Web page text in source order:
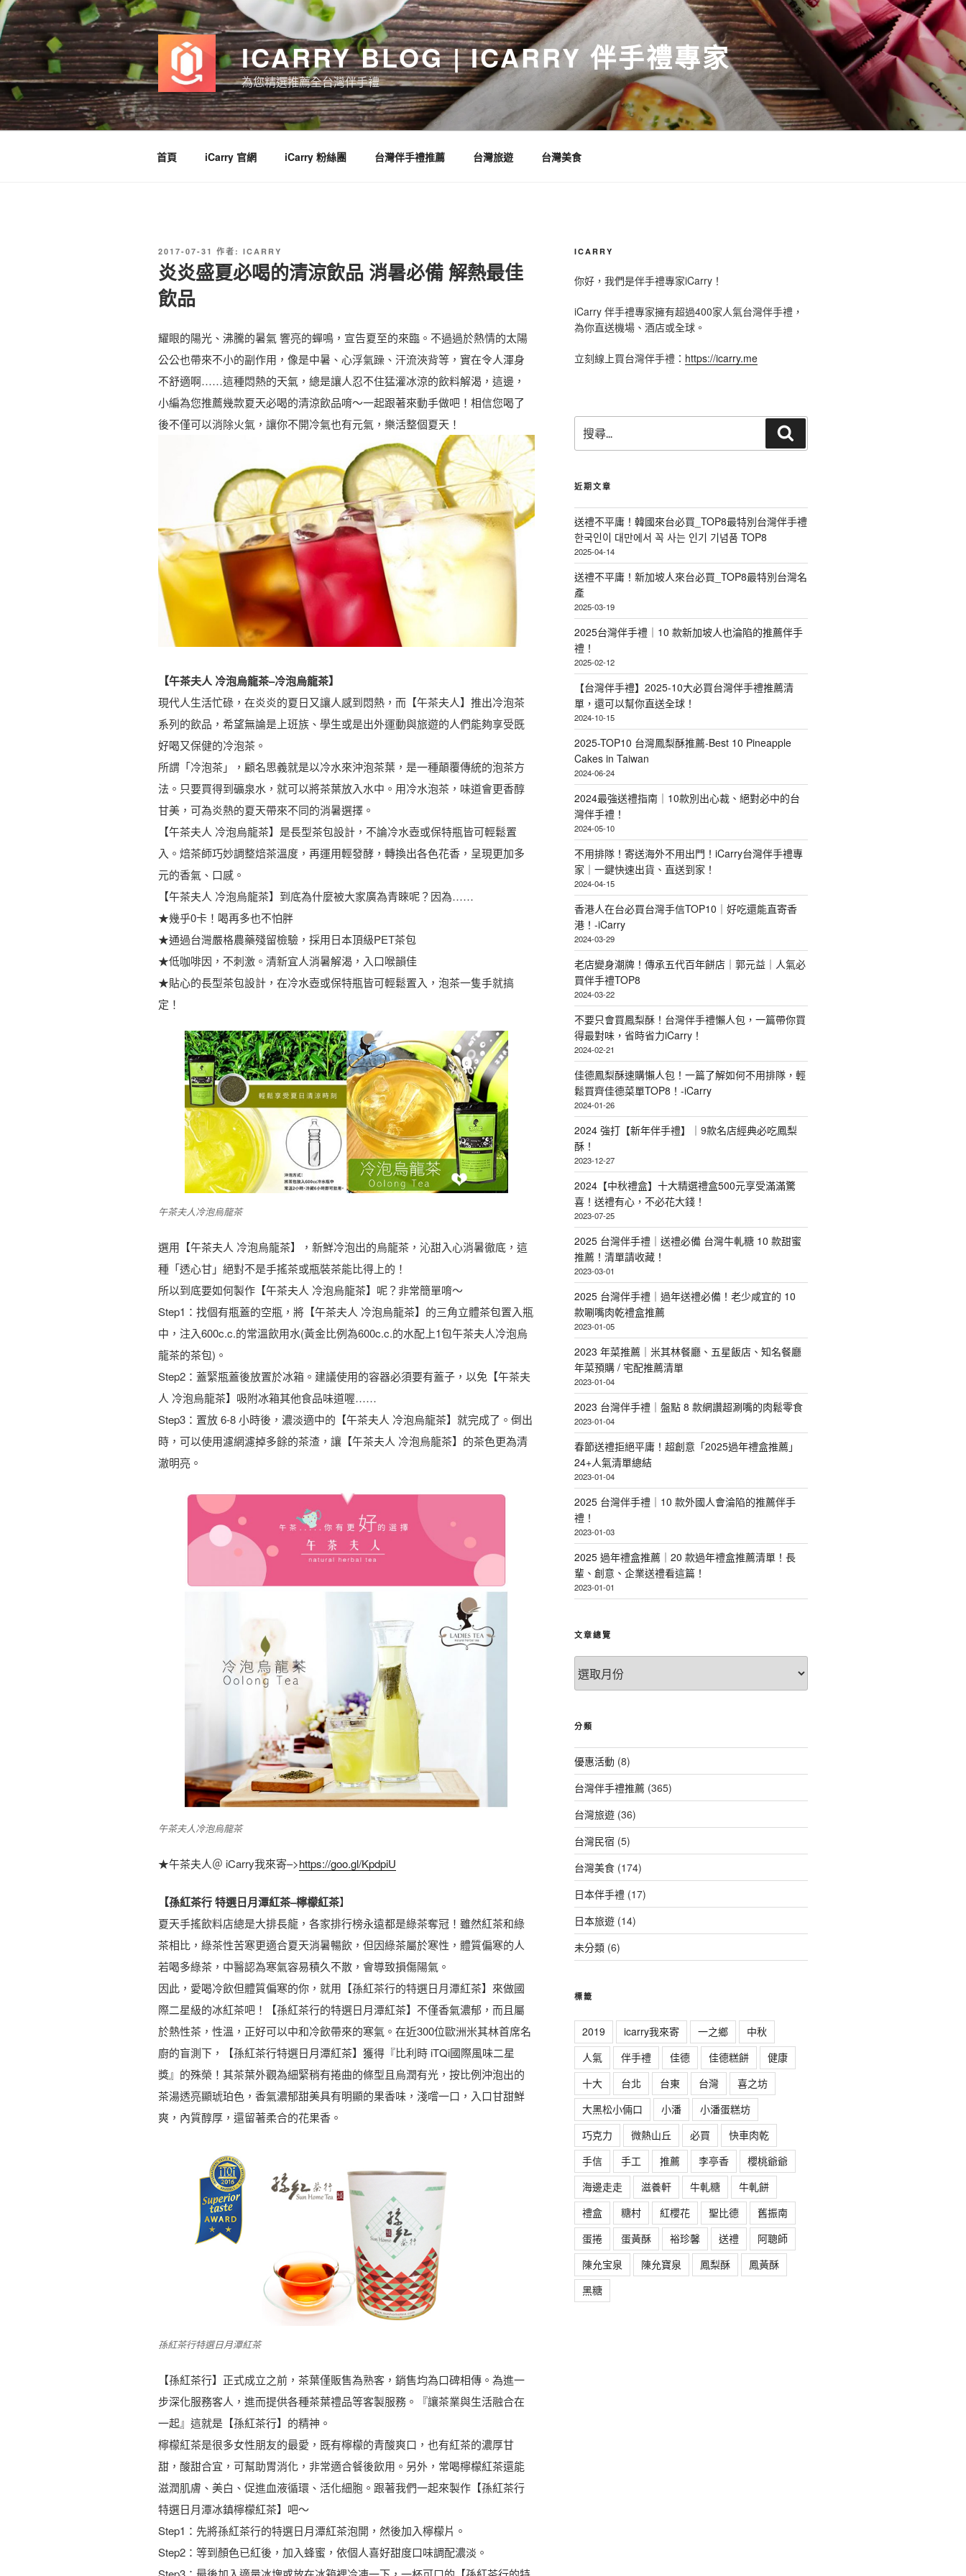
跳
至
主
要
內
容
ICARRY BLOG | ICARRY 伴手禮專家
為您精選推薦全台灣伴手禮
首頁 iCarry 官網 iCarry 粉絲團 台灣伴手禮推薦 台灣旅遊 台灣美食
發
佈
於
2017-07-31 作者: ICARRY
炎炎盛夏必喝的清涼飲品 消暑必備 解熱最佳
飲品
耀眼的陽光、沸騰的暑氣 響亮的蟬鳴，宣告夏至的來臨。不過過於熱情的太陽
公公也帶來不小的副作用，像是中暑、心浮氣躁、汗流浹背等，實在令人渾身
不舒適啊……這種悶熱的天氣，總是讓人忍不住猛灌冰涼的飲料解渴，這邊，
小編為您推薦幾款夏天必喝的清涼飲品唷～一起跟著來動手做吧！相信您喝了
後不僅可以消除火氣，讓你不開冷氣也有元氣，樂活整個夏天！
【午茶夫人 冷泡烏龍茶–冷泡烏龍茶】
現代人生活忙碌，在炎炎的夏日又讓人感到悶熱，而【午茶夫人】推出冷泡茶
系列的飲品，希望無論是上班族、學生或是出外運動與旅遊的人們能夠享受既
好喝又保健的冷泡茶。
所謂「冷泡茶」，顧名思義就是以冷水來沖泡茶葉，是一種顛覆傳統的泡茶方
法。只要買得到礦泉水，就可以將茶葉放入水中。用冷水泡茶，味道會更香醇
甘美，可為炎熱的夏天帶來不同的消暑選擇。
【午茶夫人 冷泡烏龍茶】是長型茶包設計，不論冷水壺或保特瓶皆可輕鬆置
入。焙茶師巧妙調整焙茶溫度，再運用輕發酵，轉換出各色花香，呈現更加多
元的香氣、口感。
【午茶夫人 冷泡烏龍茶】到底為什麼被大家廣為青睞呢？因為……
★幾乎0卡！喝再多也不怕胖
★通過台灣嚴格農藥殘留檢驗，採用日本頂級PET茶包
★低咖啡因，不刺激。清新宜人消暑解渴，入口喉韻佳
★貼心的長型茶包設計，在冷水壺或保特瓶皆可輕鬆置入，泡茶一隻手就搞
定！
午茶夫人冷泡烏龍茶
選用【午茶夫人 冷泡烏龍茶】，新鮮冷泡出的烏龍茶，沁甜入心消暑徹底，這
種「透心甘」絕對不是手搖茶或瓶裝茶能比得上的！
所以到底要如何製作【午茶夫人 冷泡烏龍茶】呢？非常簡單唷～
Step1：找個有瓶蓋的空瓶，將【午茶夫人 冷泡烏龍茶】的三角立體茶包置入瓶
中，注入600c.c.的常溫飲用水(黃金比例為600c.c.的水配上1包午茶夫人冷泡烏
龍茶的茶包)。
Step2：蓋緊瓶蓋後放置於冰箱。建議使用的容器必須要有蓋子，以免【午茶夫
人 冷泡烏龍茶】吸附冰箱其他食品味道喔……
Step3：置放 6-8 小時後，濃淡適中的【午茶夫人 冷泡烏龍茶】就完成了。倒出
時，可以使用濾網濾掉多餘的茶渣，讓【午茶夫人 冷泡烏龍茶】的茶色更為清
澈明亮。
午茶夫人冷泡烏龍茶
★午茶夫人＠ iCarry我來寄–>https://goo.gl/KpdpiU
【孫紅茶行 特選日月潭紅茶–檸檬紅茶】
夏天手搖飲料店總是大排長龍，各家排行榜永遠都是綠茶奪冠！雖然紅茶和綠
茶相比，綠茶性苦寒更適合夏天消暑暢飲，但因綠茶屬於寒性，體質偏寒的人
若喝多綠茶，中醫認為寒氣容易積久不散，會導致損傷陽氣。
因此，愛喝冷飲但體質偏寒的你，就用【孫紅茶行的特選日月潭紅茶】來做國
際二星級的冰紅茶吧！【孫紅茶行的特選日月潭紅茶】不僅香氣濃郁，而且屬
於熱性茶，性溫，正好可以中和冷飲帶來的寒氣。在近300位歐洲米其林首席名
廚的盲測下，【孫紅茶行特選日月潭紅茶】獲得『比利時 iTQi國際風味二星
獎』的殊榮！其茶葉外觀為細緊稍有捲曲的條型且烏潤有光，按比例沖泡出的
茶湯透亮顯琥珀色，香氣濃郁甜美具有明顯的果香味，淺嚐一口，入口甘甜鮮
爽，內質醇厚，還留著柔合的花果香。
孫紅茶行特選日月潭紅茶
【孫紅茶行】正式成立之前，茶葉僅販售為熟客，銷售均為口碑相傳。為進一
步深化服務客人，進而提供各種茶葉禮品等客製服務。『讓茶業與生活融合在
一起』這就是【孫紅茶行】的精神。
檸檬紅茶是很多女性朋友的最愛，既有檸檬的青酸爽口，也有紅茶的濃厚甘
甜，酸甜合宜，可幫助胃消化，非常適合餐後飲用。另外，常喝檸檬紅茶還能
滋潤肌膚、美白、促進血液循環、活化細胞。跟著我們一起來製作【孫紅茶行
特選日月潭冰鎮檸檬紅茶】吧～
Step1：先將孫紅茶行的特選日月潭紅茶泡開，然後加入檸檬片。
Step2：等到顏色已紅後，加入蜂蜜，依個人喜好甜度口味調配濃淡。
ICARRY
你好，我們是伴手禮專家iCarry！
iCarry 伴手禮專家擁有超過400家人氣台灣伴手禮，
為你直送機場、酒店或全球。
立刻線上買台灣伴手禮： https://icarry.me
尋
關
字
尋
近期文章
送禮不平庸！韓國來台必買_TOP8最特別台灣伴手禮
한국인이 대만에서 꼭 사는 인기 기념품 TOP8
2025-04-14
送禮不平庸！新加坡人來台必買_TOP8最特別台灣名
產
2025-03-19
2025台灣伴手禮｜10 款新加坡人也淪陷的推薦伴手
禮！
2025-02-12
【台灣伴手禮】2025-10大必買台灣伴手禮推薦清
單，還可以幫你直送全球！
2024-10-15
2025-TOP10 台灣鳳梨酥推薦-Best 10 Pineapple
Cakes in Taiwan
2024-06-24
2024最強送禮指南｜10款別出心裁、絕對必中的台
灣伴手禮！
2024-05-10
不用排隊！寄送海外不用出門！iCarry台灣伴手禮專
家｜一鍵快速出貨、直送到家！
2024-04-15
香港人在台必買台灣手信TOP10｜好吃還能直寄香
港！-iCarry
2024-03-29
老店變身潮牌！傳承五代百年餅店｜郭元益｜人氣必
買伴手禮TOP8
2024-03-22
不要只會買鳳梨酥！台灣伴手禮懶人包，一篇帶你買
得最對味，省時省力iCarry！
2024-02-21
佳德鳳梨酥速購懶人包！一篇了解如何不用排隊，輕
鬆買齊佳德菜單TOP8！-iCarry
2024-01-26
2024 強打【新年伴手禮】｜9款名店經典必吃鳳梨
酥！
2023-12-27
2024【中秋禮盒】十大精選禮盒500元享受滿滿驚
喜！送禮有心，不必花大錢！
2023-07-25
2025 台灣伴手禮｜送禮必備 台灣牛軋糖 10 款甜蜜
推薦！清單請收藏！
2023-03-01
2025 台灣伴手禮｜過年送禮必備！老少咸宜的 10
款唰嘴肉乾禮盒推薦
2023-01-05
2023 年菜推薦｜米其林餐廳、五星飯店、知名餐廳
年菜預購 / 宅配推薦清單
2023-01-04
2023 台灣伴手禮｜盤點 8 款網讚超涮嘴的肉鬆零食
2023-01-04
春節送禮拒絕平庸！超創意「2025過年禮盒推薦」
24+人氣清單總結
2023-01-04
2025 台灣伴手禮｜10 款外國人會淪陷的推薦伴手
禮！
2023-01-03
2025 過年禮盒推薦｜20 款過年禮盒推薦清單！長
輩、創意、企業送禮看這篇！
2023-01-01
文章總覽
章
總
分類
優惠活動(8)
台灣伴手禮推薦(365)
台灣旅遊(36)
台灣民宿 (5)
台灣美食(174)
日本伴手禮(17)
日本旅遊(14)
未分類(6)
標籤
2019 icarry我來寄 一之鄉
中秋
人氣
伴手禮 佳德 佳德糕餅
健康
十大
台北 台東 台灣
喜之坊
大黑松小倆口
小潘
小潘蛋糕坊
巧克力
微熱山丘 必買
快車肉乾
手信
手工 推薦 李亭香
櫻桃爺爺
海邊走走
滋養軒 牛軋糖
牛軋餅
禮盒
糖村 紅櫻花 聖比德
舊振南
蛋捲
蛋黃酥 裕珍馨 送禮
阿聰師
陳允宝泉
陳允寶泉 鳳梨酥
鳳黃酥
黑糖